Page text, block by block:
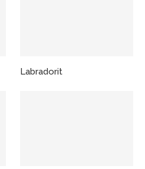
Labradorit